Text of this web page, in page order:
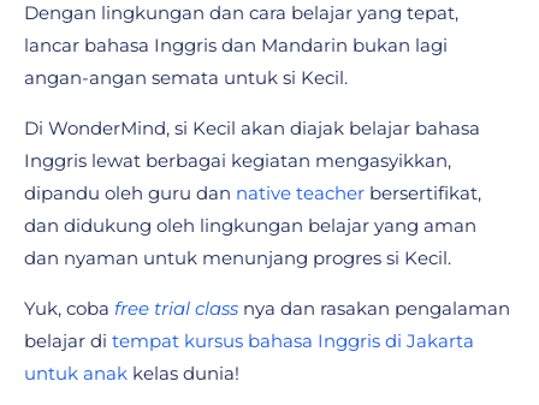
Dengan lingkungan dan cara belajar yang tepat,
lancar bahasa Inggris dan Mandarin bukan lagi
angan-angan semata untuk si Kecil.
Di WonderMind, si Kecil akan diajak belajar bahasa
Inggris lewat berbagai kegiatan mengasyikkan,
dipandu oleh guru dan native teacher bersertifikat,
dan didukung oleh lingkungan belajar yang aman
dan nyaman untuk menunjang progres si Kecil.
Yuk, coba free trial class nya dan rasakan pengalaman
belajar di tempat kursus bahasa Inggris di Jakarta
untuk anak kelas dunia!